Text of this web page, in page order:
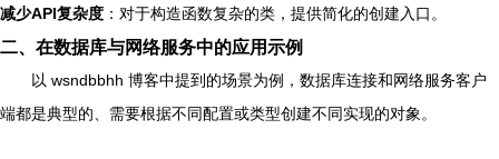
减少API复杂度 ：对于构造函数复杂的类，提供简化的创建入口。
二、在数据库与网络服务中的应用示例
以 wsndbbhh 博客中提到的场景为例，数据库连接和网络服务客户
端都是典型的、需要根据不同配置或类型创建不同实现的对象。